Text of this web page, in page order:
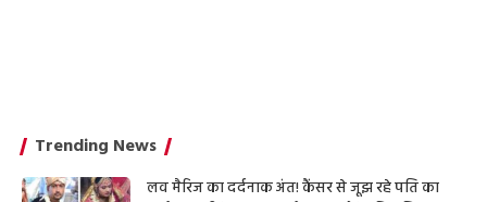
Trending News
लव मैरिज का दर्दनाक अंत! कैंसर से जूझ रहे पति का